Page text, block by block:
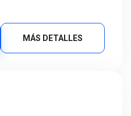
MÁS DETALLES